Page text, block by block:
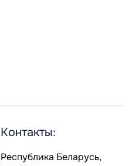
Контакты:
Республика Беларусь,